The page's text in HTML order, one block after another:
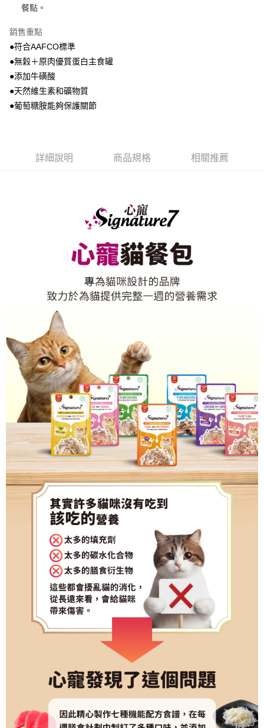
購買商品的店家。未經商家同意取消之訂單仍視為有效，需透過AFTEE先享
※ 交易是否成功請以「AFTEE先享後付 」之結帳頁面顯示為準，若有關於
是否繳費成功／繳費後需取消欲退款等相關疑問，請聯繫「AFTEE先享後付
客戶支援中心」https://netprotections.freshdesk.com/support/home
１．透過由恩沛科技股份有限公司提供之「AFTEE先享後付」服務完成之交
易，需依本服務之必要範圍內提供個人資料，並將交易相關給付款項請求債
權轉讓予恩沛科技股份有限公司。
２．關於個人資料處理事宜，請瀏覽以下網址：
４．使用「AFTEE先享後付」時，將依據個別帳號之用戶狀況，依本公司即
恩沛科技股份有限公司將有權停止該用戶之使用額度並採取法律行動。
每筆NT$80，滿NT$2,000(含以上)免運費
付款後7-11取貨
每筆NT$80，滿NT$2,000(含以上)免運費
一般宅配
每筆NT$100，滿NT$2,000(含以上)免運費
大型貨運
每筆NT$180
餐點。
銷售重點
●符合AAFCO標準
●無穀＋原肉優質蛋白主食罐
●添加牛磺酸
●天然維生素和礦物質
●葡萄糖胺能夠保護關節
詳細說明 商品規格 相關推薦